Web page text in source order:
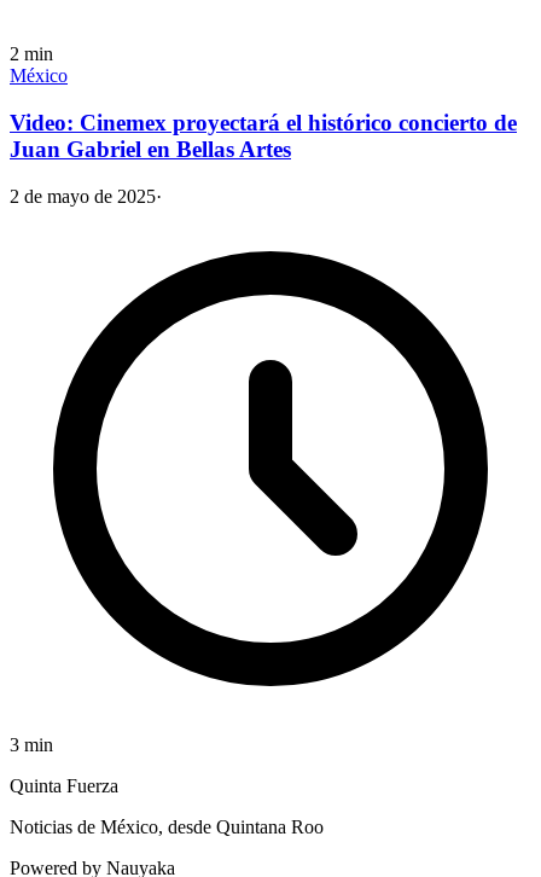
2 min
México
Video: Cinemex proyectará el histórico concierto de
Juan Gabriel en Bellas Artes
2 de mayo de 2025·
3 min
Quinta Fuerza
Noticias de México, desde Quintana Roo
Powered by Nauyaka